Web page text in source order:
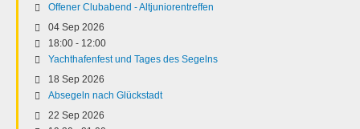
Offener Clubabend - Altjuniorentreffen
04 Sep 2026
18:00 - 12:00
Yachthafenfest und Tages des Segelns
18 Sep 2026
Absegeln nach Glückstadt
22 Sep 2026